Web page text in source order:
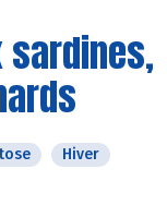
Hiver